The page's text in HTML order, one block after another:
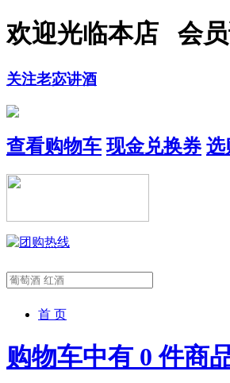
欢迎光临本店 会
关注老宓讲酒
查看购物车 现金兑换券 选
首 页
购物车中有 0 件商